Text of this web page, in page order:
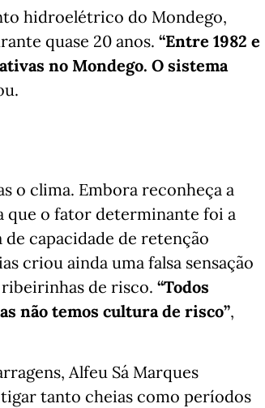
hidroelétrico do Mondego,
quase 20 anos. “Entre 1982 e
no Mondego. O sistema
o clima. Embora reconheça a
que o fator determinante foi a
capacidade de retenção
criou ainda uma falsa sensação
ribeirinhas de risco. “Todos
não temos cultura de risco”,
Alfeu Sá Marques
tanto cheias como períodos